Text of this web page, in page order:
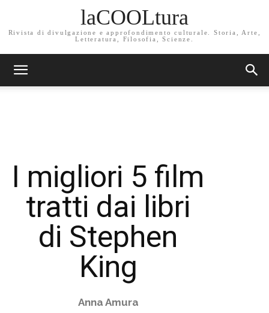
laCOOLtura
Rivista di divulgazione e approfondimento culturale. Storia, Arte,
Letteratura, Filosofia, Scienze.
I migliori 5 film
tratti dai libri
di Stephen
King
Anna Amura